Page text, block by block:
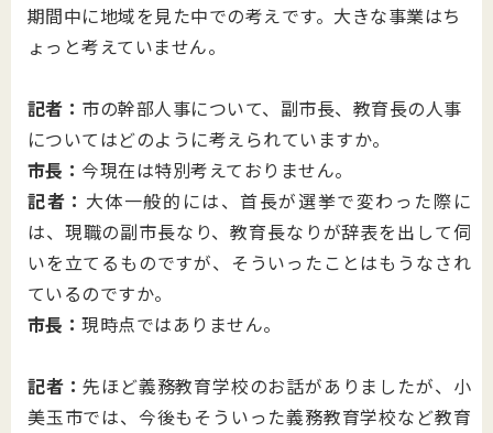
期間中に地域を見た中での考えです。大きな事業はち
ょっと考えていません。
記者： 市の幹部人事について、副市長、教育長の人事
についてはどのように考えられていますか。
市長：今現在は特別考えておりません。
記者： 大体一般的には、首長が選挙で変わった際に
は、現職の副市長なり、教育長なりが辞表を出して伺
いを立てるものですが、そういったことはもうなされ
ているのですか。
市長：現時点ではありません。
記者：先ほど義務教育学校のお話がありましたが、小
美玉市では、今後もそういった義務教育学校など教育